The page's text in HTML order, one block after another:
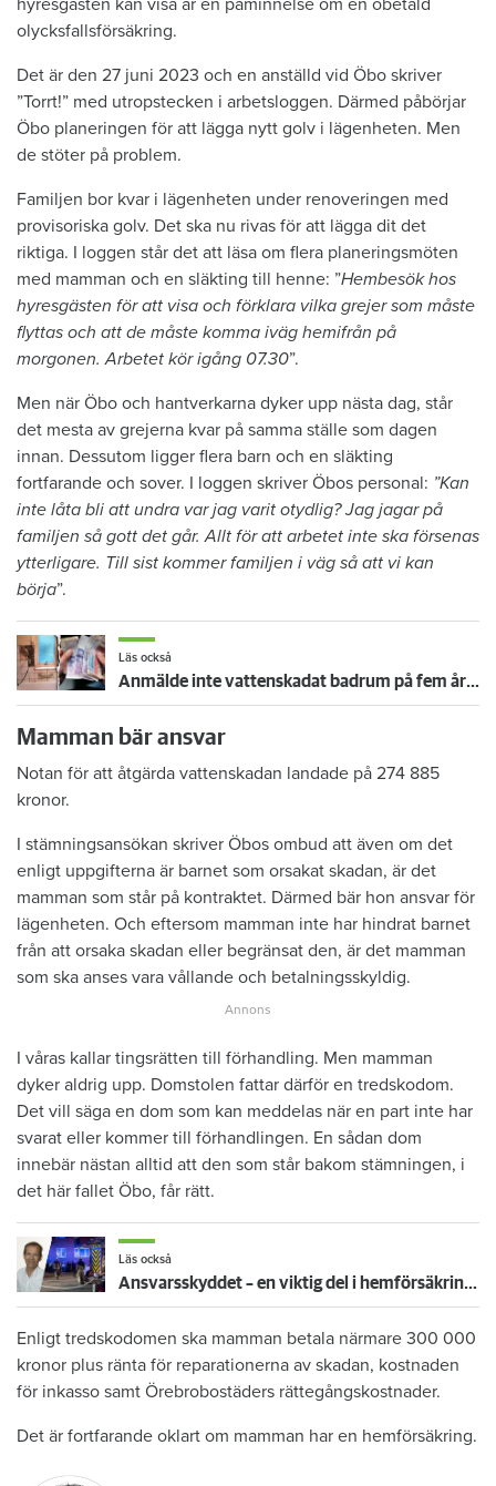
olycksfallsförsäkring.
Det är den 27 juni 2023 och en anställd vid Öbo skriver
”Torrt!” med utropstecken i arbetsloggen. Därmed påbörjar
Öbo planeringen för att lägga nytt golv i lägenheten. Men
de stöter på problem.
Familjen bor kvar i lägenheten under renoveringen med
provisoriska golv. Det ska nu rivas för att lägga dit det
riktiga. I loggen står det att läsa om flera planeringsmöten
med mamman och en släkting till henne: ”Hembesök hos
hyresgästen för att visa och förklara vilka grejer som måste
flyttas och att de måste komma iväg hemifrån på
morgonen. Arbetet kör igång 07.30”.
Men när Öbo och hantverkarna dyker upp nästa dag, står
det mesta av grejerna kvar på samma ställe som dagen
innan. Dessutom ligger flera barn och en släkting
fortfarande och sover. I loggen skriver Öbos personal: ”Kan
inte låta bli att undra var jag varit otydlig? Jag jagar på
familjen så gott det går. Allt för att arbetet inte ska försenas
ytterligare. Till sist kommer familjen i väg så att vi kan
börja”.
Läs också
Anmälde inte vattenskadat badrum på fem år – krävs på 125 000 kronor
Mamman bär ansvar
Notan för att åtgärda vattenskadan landade på 274 885
kronor.
I stämningsansökan skriver Öbos ombud att även om det
enligt uppgifterna är barnet som orsakat skadan, är det
mamman som står på kontraktet. Därmed bär hon ansvar för
lägenheten. Och eftersom mamman inte har hindrat barnet
från att orsaka skadan eller begränsat den, är det mamman
som ska anses vara vållande och betalningsskyldig.
I våras kallar tingsrätten till förhandling. Men mamman
dyker aldrig upp. Domstolen fattar därför en tredskodom.
Det vill säga en dom som kan meddelas när en part inte har
svarat eller kommer till förhandlingen. En sådan dom
innebär nästan alltid att den som står bakom stämningen, i
det här fallet Öbo, får rätt.
Läs också
Ansvarsskyddet – en viktig del i hemförsäkringen
Enligt tredskodomen ska mamman betala närmare 300 000
kronor plus ränta för reparationerna av skadan, kostnaden
för inkasso samt Örebrobostäders rättegångskostnader.
Det är fortfarande oklart om mamman har en hemförsäkring.